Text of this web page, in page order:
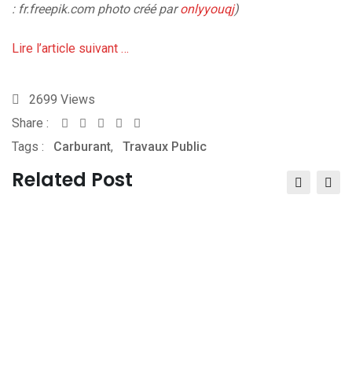
: fr.freepik.comphoto créé paronlyyouqj)
Lire l’article suivant …
2699 Views
Share :
Whatsapp
Share
via
Email
Tags : Carburant, Travaux Public
Related Post